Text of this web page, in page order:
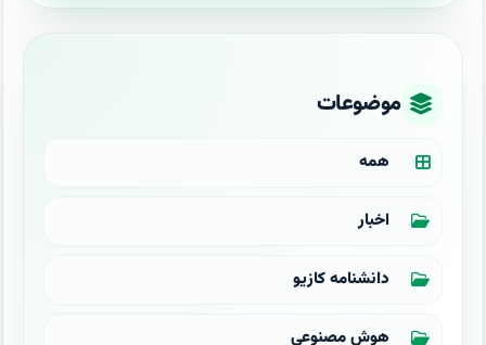
موضوعات
همه
اخبار
دانشنامه کازیو
هوش مصنوعی